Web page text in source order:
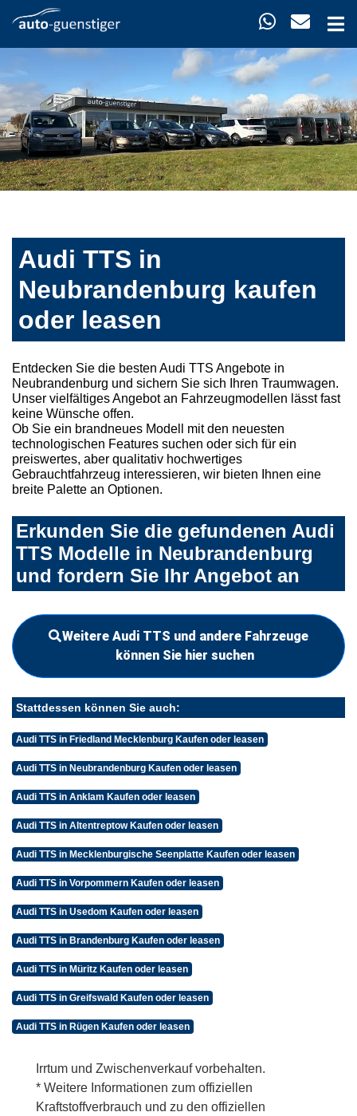
Audi TTS in
Neubrandenburg kaufen
oder leasen
Entdecken Sie die besten Audi TTS Angebote in
Neubrandenburg und sichern Sie sich Ihren Traumwagen.
Unser vielfältiges Angebot an Fahrzeugmodellen lässt fast
keine Wünsche offen.
Ob Sie ein brandneues Modell mit den neuesten
technologischen Features suchen oder sich für ein
preiswertes, aber qualitativ hochwertiges
Gebrauchtfahrzeug interessieren, wir bieten Ihnen eine
breite Palette an Optionen.
Erkunden Sie die gefundenen Audi
TTS Modelle in Neubrandenburg
und fordern Sie Ihr Angebot an
Weitere Audi TTS und andere Fahrzeuge
können Sie hier suchen
Stattdessen können Sie auch:
Audi TTS in Friedland Mecklenburg Kaufen oder leasen
Audi TTS in Neubrandenburg Kaufen oder leasen
Audi TTS in Anklam Kaufen oder leasen
Audi TTS in Altentreptow Kaufen oder leasen
Audi TTS in Mecklenburgische Seenplatte Kaufen oder leasen
Audi TTS in Vorpommern Kaufen oder leasen
Audi TTS in Usedom Kaufen oder leasen
Audi TTS in Brandenburg Kaufen oder leasen
Audi TTS in Müritz Kaufen oder leasen
Audi TTS in Greifswald Kaufen oder leasen
Audi TTS in Rügen Kaufen oder leasen
Irrtum und Zwischenverkauf vorbehalten.
* Weitere Informationen zum offiziellen
Kraftstoffverbrauch und zu den offiziellen